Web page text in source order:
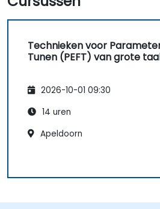
Technieken voor
Tunen (PEFT) van grote
2026-10-01 09:30
14 uren
Apeldoorn